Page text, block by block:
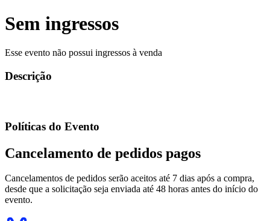
Sem ingressos
Esse evento não possui ingressos à venda
Descrição
Políticas do Evento
Cancelamento de pedidos pagos
Cancelamentos de pedidos serão aceitos até 7 dias após a compra,
desde que a solicitação seja enviada até 48 horas antes do início do
evento.